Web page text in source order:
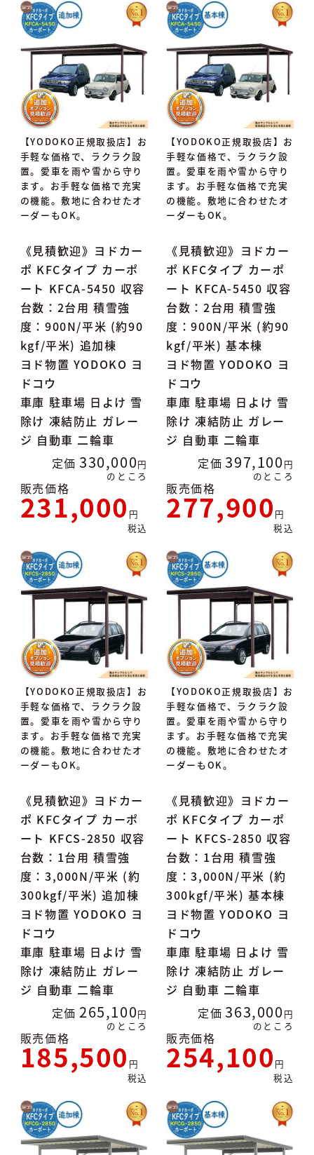
【YODOKO正規取扱店】お
手軽な価格で、ラクラク設
置。愛車を雨や雪から守り
ます。お手軽な価格で充実
の機能。敷地に合わせたオ
ーダーもOK。
《見積歓迎》ヨドカー
ポ KFCタイプ カーポ
ート KFCA-5450 収容
台数：2台用 積雪強
度：900N/平米 (約90
kgf/平米) 追加棟
ヨド物置 YODOKO ヨ
ドコウ
車庫 駐車場 日よけ 雪
除け 凍結防止 ガレー
ジ 自動車 二輪車
定価 330,000
のところ
販売価格
231,000
税込
【YODOKO正規取扱店】お
手軽な価格で、ラクラク設
置。愛車を雨や雪から守り
ます。お手軽な価格で充実
の機能。敷地に合わせたオ
ーダーもOK。
《見積歓迎》ヨドカー
ポ KFCタイプ カーポ
ート KFCA-5450 収容
台数：2台用 積雪強
度：900N/平米 (約90
kgf/平米) 基本棟
ヨド物置 YODOKO ヨ
ドコウ
車庫 駐車場 日よけ 雪
除け 凍結防止 ガレー
ジ 自動車 二輪車
定価 397,100
のところ
販売価格
277,900
税込
【YODOKO正規取扱店】お
手軽な価格で、ラクラク設
置。愛車を雨や雪から守り
ます。お手軽な価格で充実
の機能。敷地に合わせたオ
ーダーもOK。
《見積歓迎》ヨドカー
ポ KFCタイプ カーポ
ート KFCS-2850 収容
台数：1台用 積雪強
度：3,000N/平米 (約
300kgf/平米) 追加棟
ヨド物置 YODOKO ヨ
ドコウ
車庫 駐車場 日よけ 雪
除け 凍結防止 ガレー
ジ 自動車 二輪車
定価 265,100
のところ
販売価格
185,500
税込
【YODOKO正規取扱店】お
手軽な価格で、ラクラク設
置。愛車を雨や雪から守り
ます。お手軽な価格で充実
の機能。敷地に合わせたオ
ーダーもOK。
《見積歓迎》ヨドカー
ポ KFCタイプ カーポ
ート KFCS-2850 収容
台数：1台用 積雪強
度：3,000N/平米 (約
300kgf/平米) 基本棟
ヨド物置 YODOKO ヨ
ドコウ
車庫 駐車場 日よけ 雪
除け 凍結防止 ガレー
ジ 自動車 二輪車
定価 363,000
のところ
販売価格
254,100
税込